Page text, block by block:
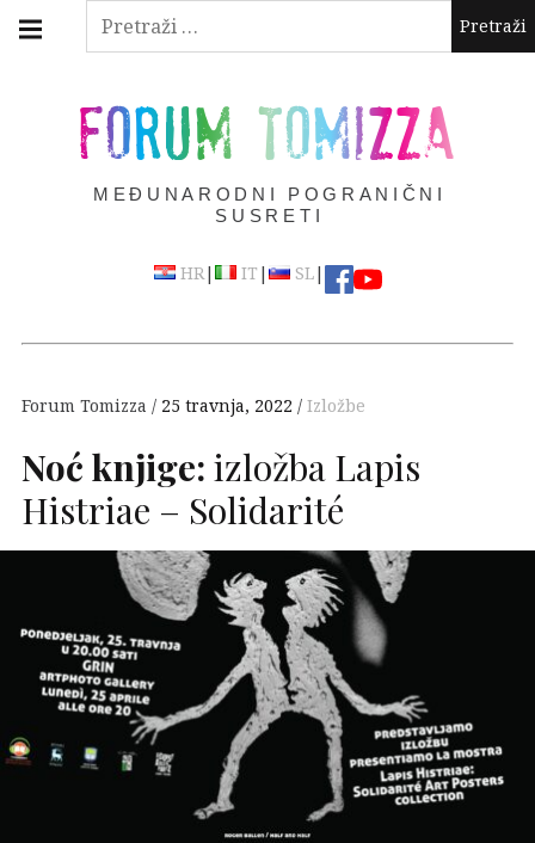
Pretraži:
Skip
FORUM TOMIZZA
MEĐUNARODNI POGRANIČNI
SUSRETI
HR| IT | SL|
navigation
Forum Tomizza 25 travnja, 2022 Izložbe
Noć knjige: izložba Lapis
Histriae – Solidarité